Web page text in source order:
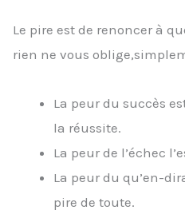
Le pire est de renoncer à
rien ne vous
La peur du succès
la réussite.
La peur de l’échec
La peur du qu’en-
pire de toute.